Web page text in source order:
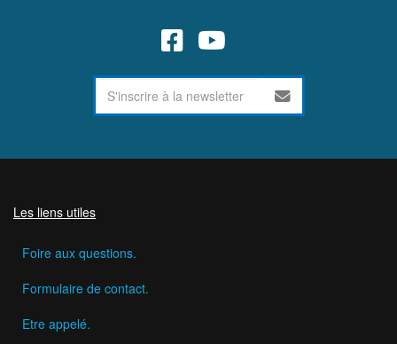
Les liens utiles
Foire aux questions.
Formulaire de contact.
Etre appelé.